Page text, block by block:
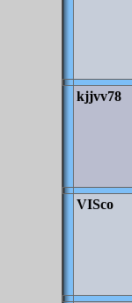
kjjvv78
VISco